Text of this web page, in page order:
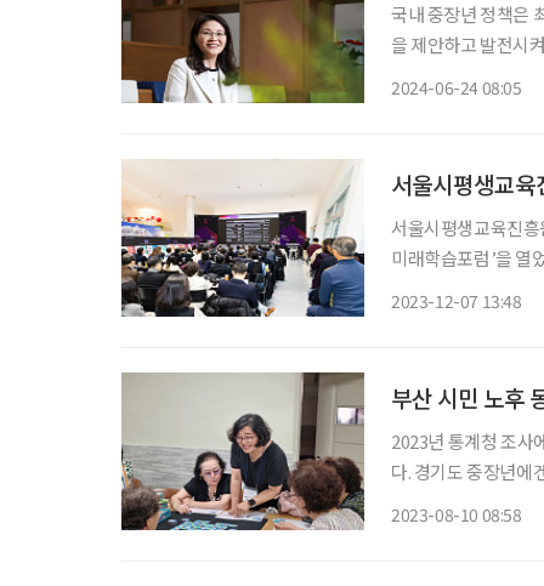
국내 중장년 정책은
을 제안하고 발전시
2024-06-24 08:05
서울시평생교육
서울시평생교육진
미래학습포럼’을 열었다. 이번 포럼은 서울시와 서울시평생교육진흥원이
2023-12-07 13:48
부산 시민 노후
2023년 통계청 조사
다. 경기도 중장년에
2023-08-10 08:58